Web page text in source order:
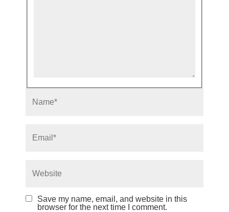
Save my name, email, and website in this
browser for the next time I comment.